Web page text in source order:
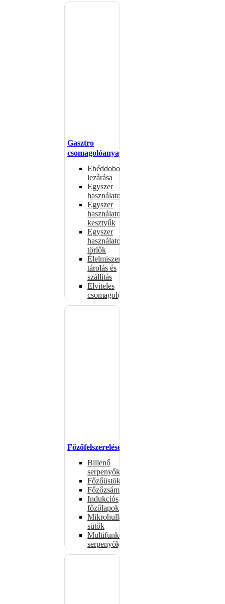
Gasztro
csomagolóanyagok
Ebéddobozok
lezárása
Egyszer
használatos
Egyszer
használatos
kesztyűk
Egyszer
használatos
törlők
Élelmiszer-
tárolás és
szállítás
Elviteles
csomagolóanyagok
Főzőfelszerelések
Billenő
serpenyők
Főzőüstök
Főzőzsámolyok
Indukciós
főzőlapok
Mikrohullámú
sütők
Multifunkciós
serpenyők